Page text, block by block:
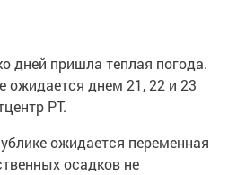
дней пришла теплая погода.
ожидается днем 21, 22 и 23
РТ.
ожидается переменная
осадков не